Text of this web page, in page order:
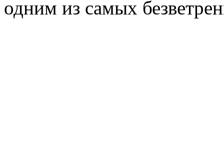
одним из самых